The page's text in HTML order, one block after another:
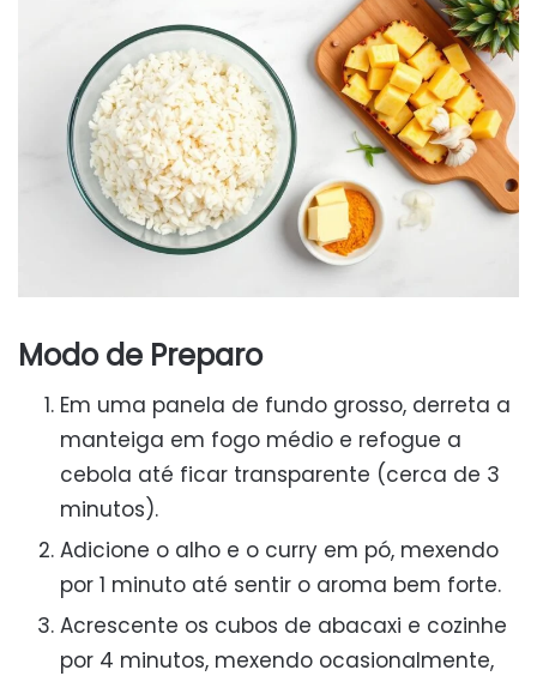
Modo de Preparo
Em uma panela de fundo grosso, derreta a
manteiga em fogo médio e refogue a
cebola até ficar transparente (cerca de 3
minutos).
Adicione o alho e o curry em pó, mexendo
por 1 minuto até sentir o aroma bem forte.
Acrescente os cubos de abacaxi e cozinhe
por 4 minutos, mexendo ocasionalmente,